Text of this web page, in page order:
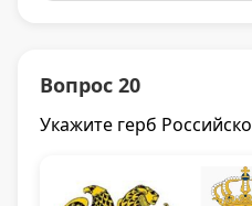
Вопрос 20
Укажите герб